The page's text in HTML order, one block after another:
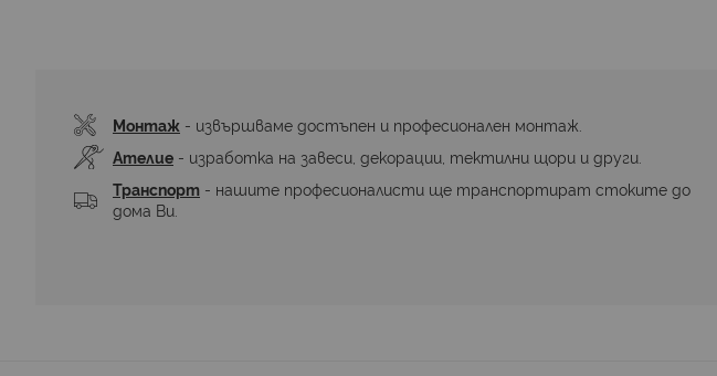
снимки
Монтаж - извършваме достъпен и професионален монтаж.
Ателие - изработка на завеси, декорации, тектилни щори и други.
Транспорт - нашите професионалисти ще транспортират стоките до
дома Ви.